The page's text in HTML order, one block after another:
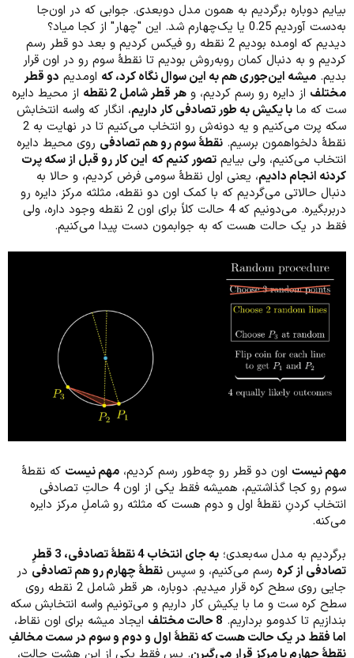
بیایم دوباره برگردیم به همون مدل دوبعدی. جوابی که در اون‌جا
به‌دست آوردیم 0.25 یا یک‌چهارم شد. این "چهار" از کجا میاد؟
دیدیم که اومده بودیم 2 نقطه رو فیکس کردیم و بعد دو قطر رسم
کردیم و به دنبال کمان روبه‌روش بودیم تا نقطۀ سوم رو در اون قرار
بدیم. میشه این‌جوری هم به این سوال نگاه کرد، که اومدیم دو قطر
مختلف از دایره رو رسم کردیم، و هر قطر شامل 2 نقطه
از محیط دایره
ست که ما با یکیش به طور تصادفی کار داریم، انگار که واسه انتخابش
سکه پرت می‌کنیم و یه دونه‌ش رو انتخاب می‌کنیم تا در نهایت به 2
نقطۀ دلخواهمون برسیم. نقطۀ سوم رو هم تصادفی روی محیط دایره
انتخاب می‌کنیم، ولی بیایم تصور کنیم که این کار رو قبل از سکه پرت
کردنه انجام دادیم، یعنی اول نقطۀ سومی فرض کردیم، و حالا به
دنبال حالاتی می‌گردیم که با کمک اون دو نقطه، مثلثه مرکز دایره رو
دربربگیره. می‌دونیم که 4 حالت کلاً برای اون 2 نقطه وجود داره، ولی
فقط در یک حالت هست که به جوابمون دست پیدا می‌کنیم.
مهم نیست اون دو قطر رو چه‌طور رسم کردیم، مهم نیست که نقطۀ
سوم رو کجا گذاشتیم، همیشه فقط یکی از اون 4 حالتِ تصادفی
انتخاب کردنِ نقطۀ اول و دوم هست که مثلثه رو شاملِ مرکز دایره
می‌کنه.
برگردیم به مدل سه‌بعدی؛
به جای انتخاب 4 نقطۀ تصادفی، 3 قطرِ
تصادفی از کره رسم می‌کنیم، و سپس نقطۀ چهارم رو هم تصادفی در
جایی روی سطح کره قرار میدیم. دوباره، هر قطر شامل 2 نقطه روی
سطح کره ست و ما با یکیش کار داریم و می‌تونیم واسه انتخابش سکه
بندازیم تا کدومو برداریم. 8 حالت مختلف
ایجاد میشه برای اون نقاط،
اما فقط در یک حالت هست که نقطۀ اول و دوم و سوم در سمت مخالفِ